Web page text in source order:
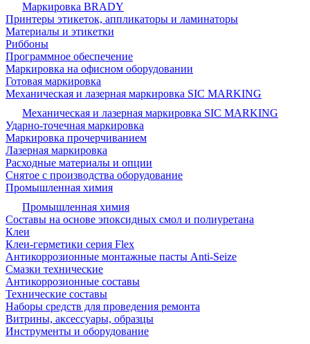
Маркировка BRADY
Принтеры этикеток, аппликаторы и ламинаторы
Материалы и этикетки
Риббоны
Программное обеспечение
Маркировка на офисном оборудовании
Готовая маркировка
Механическая и лазерная маркировка SIC MARKING
Механическая и лазерная маркировка SIC MARKING
Ударно-точечная маркировка
Маркировка прочерчиванием
Лазерная маркировка
Расходные материалы и опции
Снятое с производства оборудование
Промышленная химия
Промышленная химия
Составы на основе эпоксидных смол и полиуретана
Клеи
Клеи-герметики серия Flex
Антикоррозионные монтажные пасты Anti-Seize
Смазки технические
Антикоррозионные составы
Технические составы
Наборы средств для проведения ремонта
Витрины, аксессуары, образцы
Инструменты и оборудование